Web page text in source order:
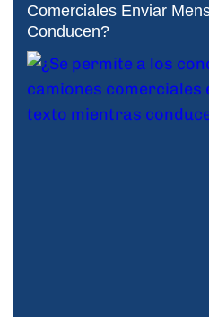
Comerciales Enviar
Conducen?